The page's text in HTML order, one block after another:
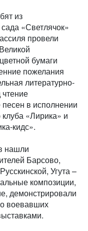
из
«Светлячок»
провели
бумаги
пожелания
литературно-
в исполнении
клуба «Лирика» и
кидс».
нашли
Барсово,
Угута –
композиции,
демонстрировали
воевавших